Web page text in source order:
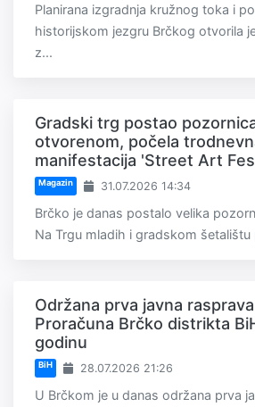
Planirana izgradnja kružnog toka i
historijskom jezgru Brčkog otvorila
z...
Gradski trg postao
otvorenom, počela
manifestacija 'Street Art
Magazin 31.07.2026 14:34
Brčko je danas postalo velika
Na Trgu mladih i gradskom šetalištu
Održana prva javna
Proračuna Brčko distrikta
godinu
BiH 28.07.2026 21:26
U Brčkom je u danas održana prva